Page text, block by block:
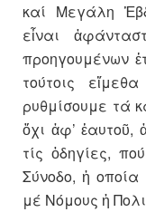
καί Μεγάλη
εἶναι
προηγουμένων
τούτοις
ρυθμίσουμε τά
ὄχι ἀφ’
τίς ὁδηγίες,
Σύνοδο, ἡ οποία
μέ Νόμους ἡ